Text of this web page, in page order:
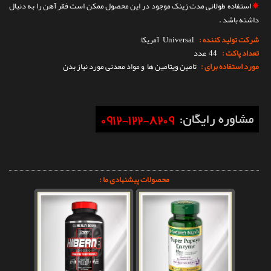
✵استفاده طولانی مدت زینک موجود در این محصول ممکن است فقر آهن را به دنبال
داشته باشد .
شرکت تولید کننده : Universal آمریکا
تعداد پاکت : 44 عدد
مورد استفاده برای : تامین ویتامین ها و مواد معدنی مورد نیاز بدن
محصولات پیشنهادی ما :